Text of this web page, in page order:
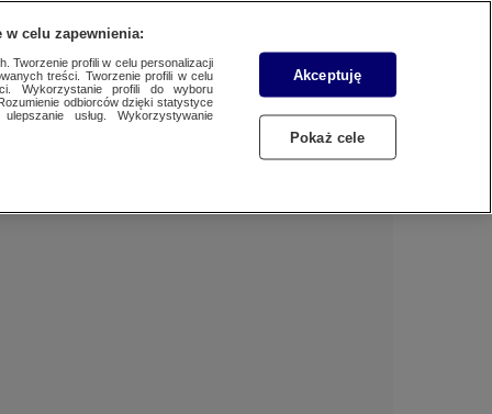
Dzień dobry!
ZALOGUJ SIĘ
w celu zapewnienia:
Tworzenie profili w celu personalizacji
treści. Tworzenie profili w celu
Wykorzystanie profili do wyboru
odbiorców dzięki statystyce
usług. Wykorzystywanie
Akceptuję
Pokaż cele